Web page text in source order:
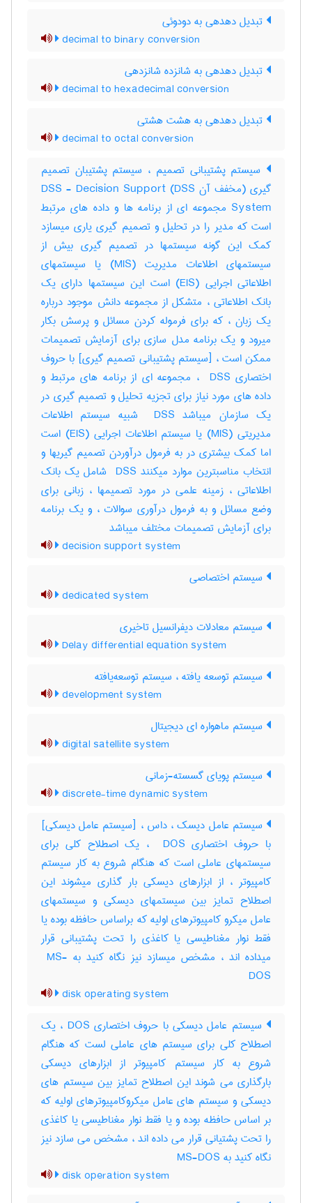
تبدیل دهدهی به دودوئی
decimal to binary conversion
تبدیل دهدهی به شانزده شانزدهی
decimal to hexadecimal conversion
تبدیل دهدهی به هشت هشتی
decimal to octal conversion
سیستم پشتیبانی تصمیم ، سیستم پشتیبان تصمیم
گیری (مخفف آن DSS) DSS - Decision Support
System مجموعه ای از برنامه ها و داده های مرتبط
است که مدیر را در تحلیل و تصمیم گیری یاری میسازد
کمک این گونه سیستمها در تصمیم گیری بیش از
سیستمهای اطلاعات مدیریت (MIS) یا سیستمهای
اطلاعاتی اجرایی (EIS) است این سیستمها دارای یک
بانک اطلاعاتی ، متشکل از مجموعه دانش موجود درباره
یک زبان ، که برای فرموله کردن مسائل و پرسش بکار
میرود و یک برنامه مدل سازی برای آزمایش تصمیمات
ممکن است ، [سیستم پشتیبانی تصمیم گیری] با حروف
اختصاری ‎ DSS ، مجموعه ای از برنامه های مرتبط و
داده های مورد نیاز برای تجزیه تحلیل و تصمیم گیری در
یک سازمان میباشد ‎ DSS شبیه سیستم اطلاعات
مدیریتی (‎MIS) یا سیستم اطلاعات اجرایی (‎EIS) است
اما کمک بیشتری در به فرمول درآوردن تصمیم گیریها و
انتخاب مناسبترین موارد میکنند ‎ DSS شامل یک بانک
اطلاعاتی ، زمینه علمی در مورد تصمیمها ، زبانی برای
وضع مسائل و به فرمول درآوری سوالات ، و یک برنامه
برای آزمایش تصمیمات مختلف میباشد
decision support system
سیستم اختصاصی
dedicated system
سیستم معادلات دیفرانسیل تاخیری
Delay differential equation system
سیستم توسعه یافته ، سیستم توسعه‌یافته
development system
سیستم ماهواره ای دیجیتال
digital satellite system
سیستم پویای گسسته-زمانی
discrete-time dynamic system
سیستم عامل دیسک ، داس ، [سیستم عامل دیسکی]
با حروف اختصاری ‎ DOS ، یک اصطلاح کلی برای
سیستمهای عاملی است که هنگام شروع به کار سیستم
کامپیوتر ، از ابزارهای دیسکی بار گذاری میشوند این
اصطلاح تمایز بین سیستمهای دیسکی و سیستمهای
عامل میکرو کامپیوترهای اولیه که براساس حافظه بوده یا
فقط نوار مغناطیسی یا کاغذی را تحت پشتیبانی قرار
میداده اند ، مشخص میسازد نیز نگاه کنید به ‎ MS-
DOS
disk operating system
سیستم عامل دیسکی با حروف اختصاری DOS ، یک
اصطلاح کلی برای سیستم های عاملی لست که هنگام
شروع به کار سیستم کامپیوتر از ابزارهای دیسکی
بارگذاری می شوند این اصطلاح تمایز بین سیستم های
دیسکی و سیستم های عامل میکروکامپیوترهای اولیه که
بر اساس حافظه بوده و یا فقط نوار مغناطیسی یا کاغذی
را تحت پشتیانی قرار می داده اند ، مشخص می سازد نیز
نگاه کنید به MS-DOS
disk operation system